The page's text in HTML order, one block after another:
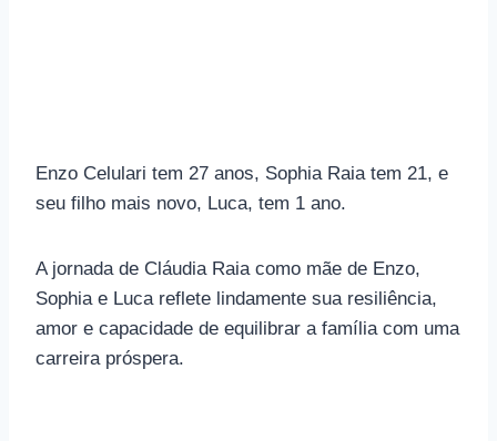
Enzo Celulari tem 27 anos, Sophia Raia tem 21, e
seu filho mais novo, Luca, tem 1 ano.
A jornada de Cláudia Raia como mãe de Enzo,
Sophia e Luca reflete lindamente sua resiliência,
amor e capacidade de equilibrar a família com uma
carreira próspera.